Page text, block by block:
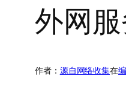
外网
作者： 源自网络收集在